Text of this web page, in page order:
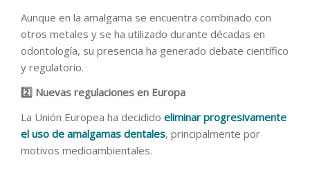
Aunque en la amalgama se encuentra combinado con
otros metales y se ha utilizado durante décadas en
odontología, su presencia ha generado debate científico
y regulatorio.
2️ ⃣ Nuevas regulaciones en Europa
La Unión Europea ha decidido eliminar progresivamente
el uso de amalgamas dentales, principalmente por
motivos medioambientales.